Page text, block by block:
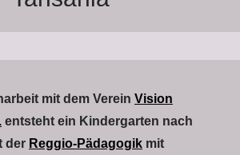
mit dem Verein Vision
entsteht ein Kindergarten nach
der Reggio-Pädagogik mit